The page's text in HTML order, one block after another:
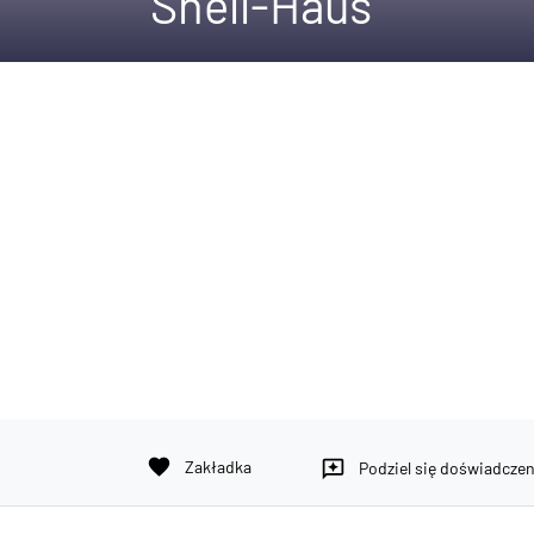
favorite Zakładka reviews Podziel się